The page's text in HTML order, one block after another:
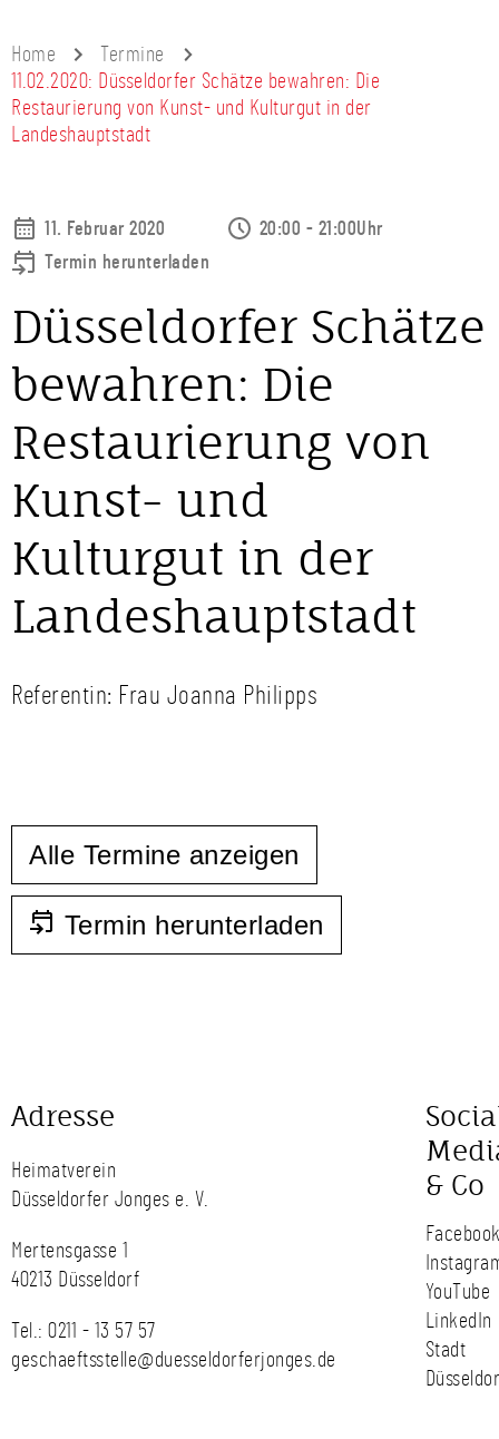
Home
Termine
11.02.2020: Düsseldorfer Schätze bewahren: Die
Restaurierung von Kunst- und Kulturgut in der
Landeshauptstadt
11. Februar 2020
20:00 - 21:00Uhr
Termin herunterladen
Düsseldorfer Schätze
bewahren: Die
Restaurierung von
Kunst- und
Kulturgut in der
Landeshauptstadt
Referentin: Frau Joanna Philipps
Alle Termine anzeigen
Termin herunterladen
Adresse
Heimatverein
Düsseldorfer Jonges e. V.
Mertensgasse 1
40213 Düsseldorf
Tel.: 0211 - 13 57 57
geschaeftsstelle@duesseldorferjonges.de
& Co
YouTube
LinkedIn
Stadt